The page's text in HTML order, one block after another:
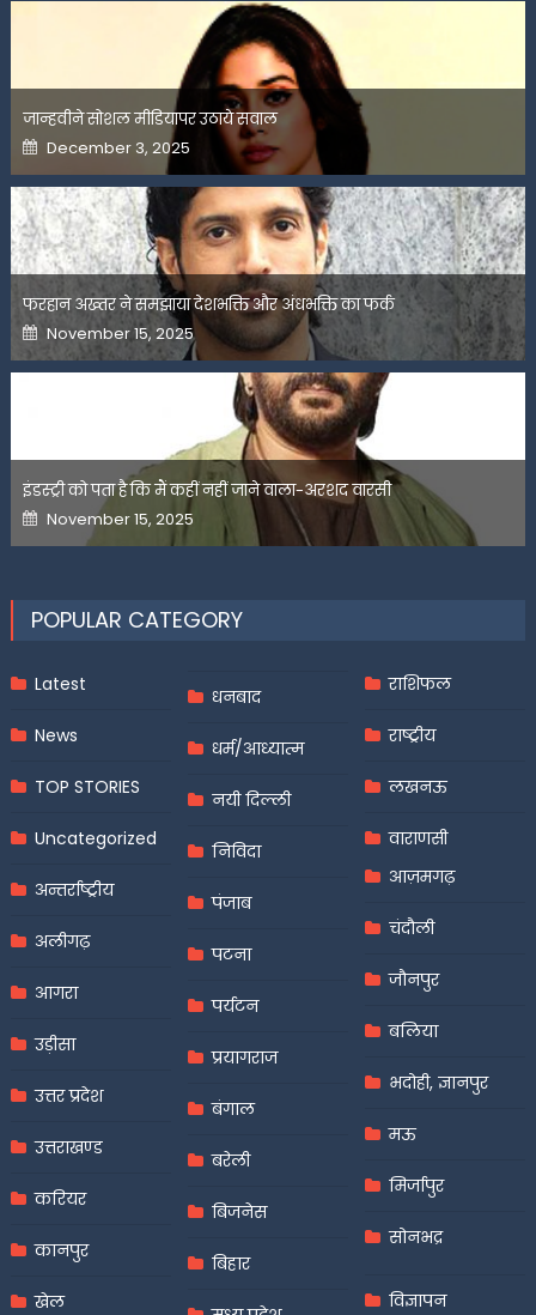
जान्हवीने सोशल मीडियापर उठाये सवाल
Posted
on
December 3, 2025
फरहान अख्तर ने समझाया देशभक्ति और अंधभक्ति का फर्क
Posted
on
November 15, 2025
इंडस्ट्री को पता है कि मैं कहीं नहीं जाने वाला-अरशद वारसी
Posted
on
November 15, 2025
POPULAR CATEGORY
Latest
News
TOP STORIES
Uncategorized
अन्तर्राष्ट्रीय
अलीगढ़
आगरा
उड़ीसा
उत्तर प्रदेश
उत्तराखण्ड
करियर
कानपुर
खेल
धनबाद
धर्म/आध्यात्म
नयी दिल्ली
निविदा
पंजाब
पटना
पर्यटन
प्रयागराज
बंगाल
बरेली
बिजनेस
बिहार
राशिफल
राष्ट्रीय
लखनऊ
वाराणसी
आज़मगढ़
चंदौली
जौनपुर
बलिया
भदोही, ज्ञानपुर
मऊ
मिर्जापुर
सोनभद्र
विज्ञापन